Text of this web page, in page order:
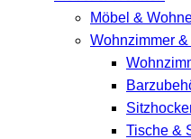
Möbel &
Wohnzimmer
Tische &